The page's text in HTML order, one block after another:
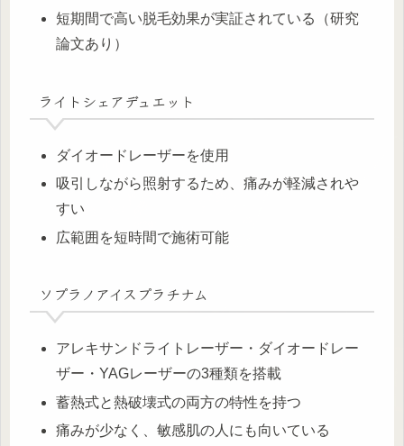
短期間で高い脱毛効果が実証されている（研究
論文あり）
ライトシェアデュエット
ダイオードレーザーを使用
吸引しながら照射するため、痛みが軽減されや
すい
広範囲を短時間で施術可能
ソプラノアイスプラチナム
アレキサンドライトレーザー・ダイオードレー
ザー・YAGレーザーの3種類を搭載
蓄熱式と熱破壊式の両方の特性を持つ
痛みが少なく、敏感肌の人にも向いている